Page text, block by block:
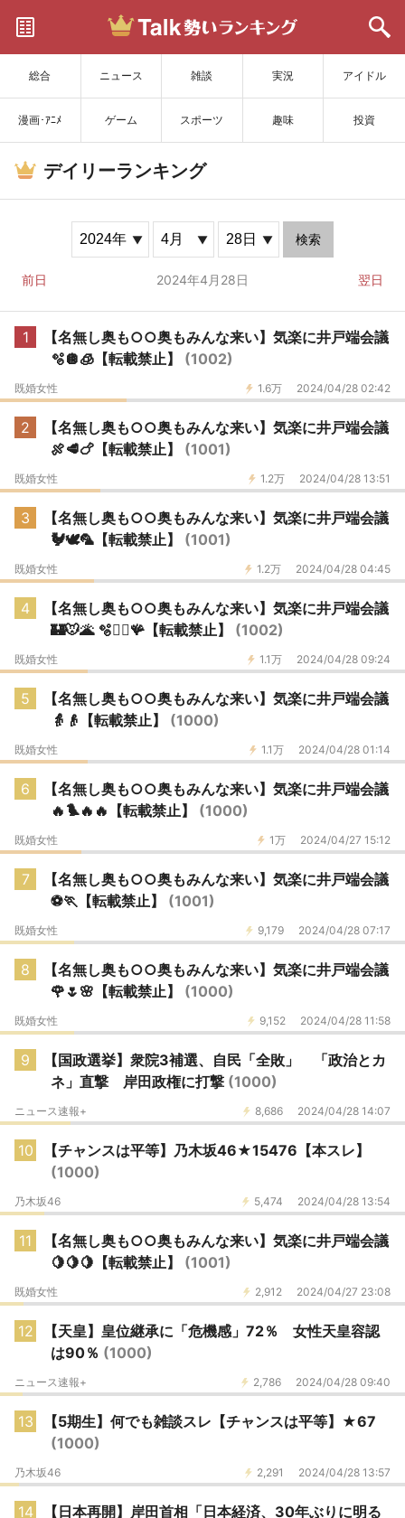
総合 ニュース 雑談 実況 アイドル
漫画･ｱﾆﾒ ゲーム スポーツ 趣味 投資
サイトを更新
デイリーランキング
検索
前日 2024年4月28日 翌日
1
【名無し奥も○○奥もみんな来い】気楽に井戸端会議
🫧🪩🧊【転載禁止】 (1002)
1.6万 2024/04/28 02:42
既婚女性
2
【名無し奥も○○奥もみんな来い】気楽に井戸端会議
🍖🥩🍗【転載禁止】 (1001)
1.2万 2024/04/28 13:51
既婚女性
3
【名無し奥も○○奥もみんな来い】気楽に井戸端会議
🐓🕊🦜【転載禁止】 (1001)
1.2万 2024/04/28 04:45
既婚女性
4
【名無し奥も○○奥もみんな来い】気楽に井戸端会議
🏰🐭🌋 🫧🧜‍♀️🪸【転載禁止】 (1002)
1.1万 2024/04/28 09:24
既婚女性
5
【名無し奥も○○奥もみんな来い】気楽に井戸端会議
👵👴【転載禁止】 (1000)
1.1万 2024/04/28 01:14
既婚女性
6
【名無し奥も○○奥もみんな来い】気楽に井戸端会議
🔥🐦‍🔥🔥【転載禁止】 (1000)
1万 2024/04/27 15:12
既婚女性
7
【名無し奥も○○奥もみんな来い】気楽に井戸端会議
⚽🏃【転載禁止】 (1001)
9,179 2024/04/28 07:17
既婚女性
8
【名無し奥も○○奥もみんな来い】気楽に井戸端会議
🌹🌷🌸【転載禁止】 (1000)
9,152 2024/04/28 11:58
既婚女性
9
【国政選挙】衆院3補選、自民「全敗」 「政治とカ
ネ」直撃 岸田政権に打撃 (1000)
8,686 2024/04/28 14:07
ニュース速報+
10
【チャンスは平等】乃木坂46★15476【本スレ】
(1000)
5,474 2024/04/28 13:54
乃木坂46
11
【名無し奥も○○奥もみんな来い】気楽に井戸端会議
🍋🍋🍋【転載禁止】 (1001)
2,912 2024/04/27 23:08
既婚女性
12
【天皇】皇位継承に「危機感」72％ 女性天皇容認
は90％ (1000)
2,786 2024/04/28 09:40
ニュース速報+
13
【5期生】何でも雑談スレ【チャンスは平等】★67
(1000)
2,291 2024/04/28 13:57
乃木坂46
14
【日本再開】岸田首相「日本経済、30年ぶりに明る